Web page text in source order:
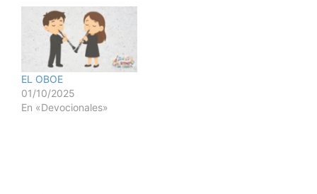
EL OBOE
01/10/2025
En «Devocionales»